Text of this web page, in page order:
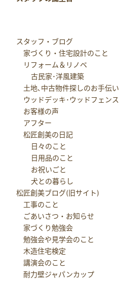
スタッフ・ブログ
家づくり・住宅設計のこと
リフォーム＆リノベ
古民家･洋風建築
土地､中古物件探しのお手伝い
ウッドデッキ･ウッドフェンス
お客様の声
アフター
松匠創美の日記
日々のこと
日用品のこと
お祝いごと
犬との暮らし
松匠創美ブログ(旧サイト)
工事のこと
ごあいさつ・お知らせ
家づくり勉強会
勉強会や見学会のこと
木造住宅検定
講演会のこと
耐力壁ジャパンカップ